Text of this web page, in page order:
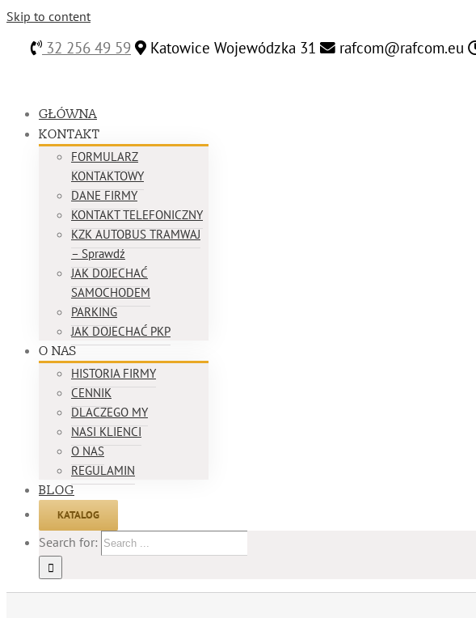
Skip to content
32 256 49 59 Katowice Wojewódzka 31 rafcom@rafcom.eu
GŁÓWNA
KONTAKT
FORMULARZ
KONTAKTOWY
DANE FIRMY
KONTAKT TELEFONICZNY
KZK AUTOBUS TRAMWAJ
– Sprawdź
JAK DOJECHAĆ
SAMOCHODEM
PARKING
JAK DOJECHAĆ PKP
O NAS
HISTORIA FIRMY
CENNIK
DLACZEGO MY
NASI KLIENCI
O NAS
REGULAMIN
BLOG
KATALOG
Search for: